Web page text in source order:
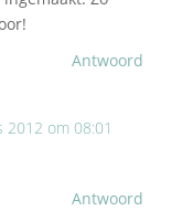
Antwoord
2012 om 08:01
Antwoord